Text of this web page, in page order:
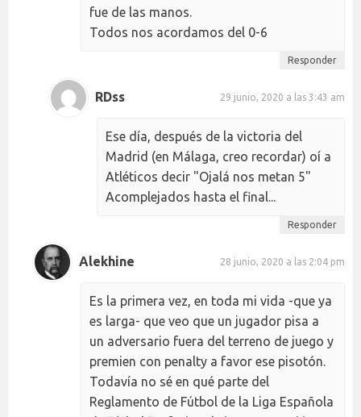
fue de las manos.
Todos nos acordamos del 0-6
Responder
RDss 29 junio, 2020 a las 3:43 am
Ese día, después de la victoria del
Madrid (en Málaga, creo recordar) oí a
Atléticos decir "Ojalá nos metan 5"
Acomplejados hasta el final...
Responder
Alekhine 28 junio, 2020 a las 2:04 pm
Es la primera vez, en toda mi vida -que ya
es larga- que veo que un jugador pisa a
un adversario fuera del terreno de juego y
premien con penalty a favor ese pisotón.
Todavía no sé en qué parte del
Reglamento de Fútbol de la Liga Española